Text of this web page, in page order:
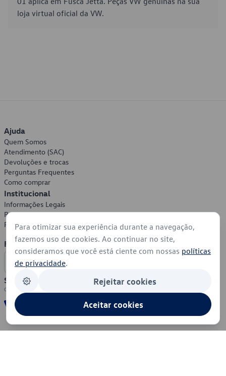
loja virtual oficial da VW.
Ajuda
Quem Somos
Atendimento (SAC)
Devoluções e trocas
Perguntas Frequentes
Como comprar
Institucional
Informações Legais
Política de Privacidade
Política de Cookies
Formas de Pagamento
Segurança
Para otimizar sua experiência durante a navegação,
fazemos uso de cookies. Ao continuar no site,
consideramos que você está ciente com nossas políticas
de privacidade.
Rejeitar cookies
Aceitar cookies